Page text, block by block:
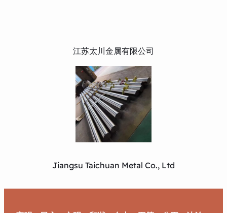
江苏太川金属有限公司
Jiangsu Taichuan Metal Co., Ltd